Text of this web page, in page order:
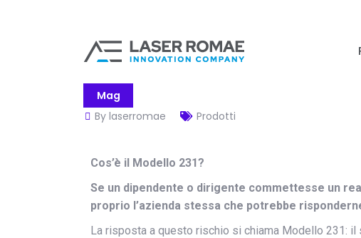
04
Mag
By laserromae
Prodotti
Cos’è il Modello 231?
Se un dipendente o dirigente commettesse un
proprio l’azienda stessa che potrebbe
La risposta a questo rischio si chiama Modello 231: